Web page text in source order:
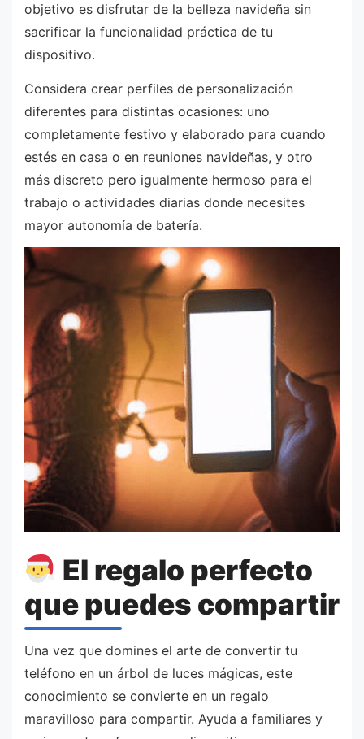
objetivo es disfrutar de la belleza navideña sin
sacrificar la funcionalidad práctica de tu
dispositivo.
Considera crear perfiles de personalización
diferentes para distintas ocasiones: uno
completamente festivo y elaborado para cuando
estés en casa o en reuniones navideñas, y otro
más discreto pero igualmente hermoso para el
trabajo o actividades diarias donde necesites
mayor autonomía de batería.
El regalo perfecto
que puedes compartir
Una vez que domines el arte de convertir tu
teléfono en un árbol de luces mágicas, este
conocimiento se convierte en un regalo
maravilloso para compartir. Ayuda a familiares y